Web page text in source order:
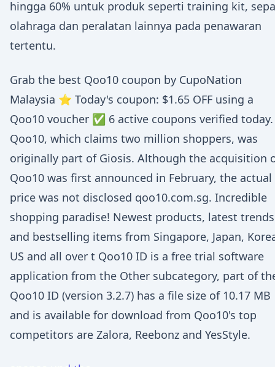
hingga 60% untuk produk seperti training kit,
olahraga dan peralatan lainnya pada penawaran
tertentu.
Grab the best Qoo10 coupon by CupoNation
Malaysia ⭐ Today's coupon: $1.65 OFF using a
Qoo10 voucher ✅ 6 active coupons verified today.
Qoo10, which claims two million shoppers, was
originally part of Giosis. Although the acquisition
Qoo10 was first announced in February, the actual
price was not disclosed qoo10.com.sg. Incredible
shopping paradise! Newest products, latest trends
and bestselling items from Singapore, Japan,
US and all over t Qoo10 ID is a free trial software
application from the Other subcategory, part of
Qoo10 ID (version 3.2.7) has a file size of 10.17 MB
and is available for download from Qoo10's top
competitors are Zalora, Reebonz and YesStyle.